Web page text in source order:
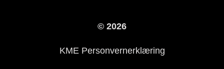
© 2026
KME Personvernerklæring